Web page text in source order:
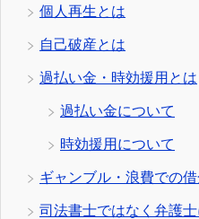
個人再生とは
自己破産とは
過払い金・時効援用とは
過払い金について
時効援用について
ギャンブル・浪費での
司法書士ではなく弁護